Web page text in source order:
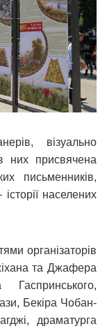
візуально
них присвячена
письменників,
населених
організаторів
та Джафера
Бекіра Чобан-
драматурга